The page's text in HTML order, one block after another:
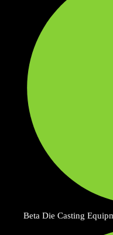
Beta Die Casting